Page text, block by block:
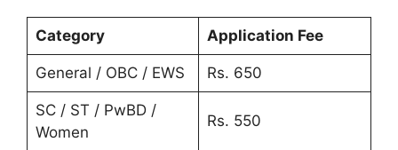
Category Application Fee
General / OBC / EWS Rs. 650
SC / ST / PwBD /
Women
Rs. 550